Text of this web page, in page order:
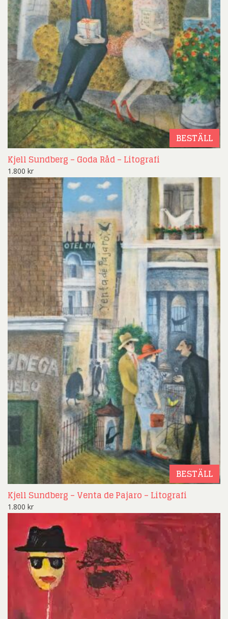
BESTÄLL
Kjell Sundberg – Goda Råd – Litografi
1.800 kr
BESTÄLL
Kjell Sundberg – Venta de Pajaro – Litografi
1.800 kr